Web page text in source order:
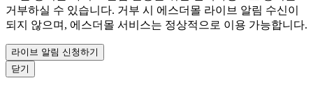
거부하실 수 있습니다. 거부 시 에스더몰 라이브 알림 수신이
되지 않으며, 에스더몰 서비스는 정상적으로 이용 가능합니다.
라이브 알림 신청하기
닫기